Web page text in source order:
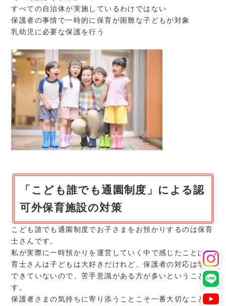
すべての自治体が実施しているわけではない
保護者の事情で一時的に保育が困難な子どもが対象
乳幼児に必要な保護を行う
「こども誰でも通園制度」による認
可外保育施設の対策
こども誰でも通園制度でお子さまをお預かりするのは保育
士さんです。
私が実際に一時預かりを運営していく中で感じたことは保
育士さんは子どもは大好きだけれど、保護者の対応は学ん
できていないので、苦手意識がある方が多いということで
す。
保護者さまの気持ちに寄り添うことこそ一番大切なことで